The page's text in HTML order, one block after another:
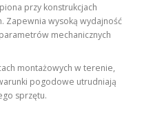
przy konstrukcjach
Zapewnia wysoką wydajność
mechanicznych
montażowych w terenie,
pogodowe utrudniają
sprzętu.